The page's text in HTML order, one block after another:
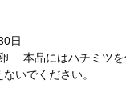
日
本品にはハチミツを
ないでください。